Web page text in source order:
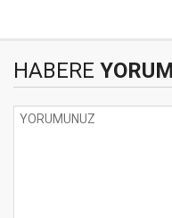
HABERE